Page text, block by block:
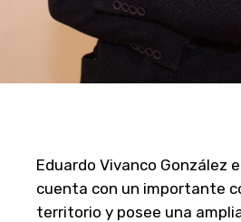
Eduardo Vivanco González
cuenta con un importante
territorio y posee una